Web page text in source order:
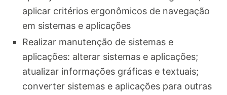
aplicar critérios ergonômicos de navegação
em sistemas e aplicações
Realizar manutenção de sistemas e
aplicações: alterar sistemas e aplicações;
atualizar informações gráficas e textuais;
converter sistemas e aplicações para outras